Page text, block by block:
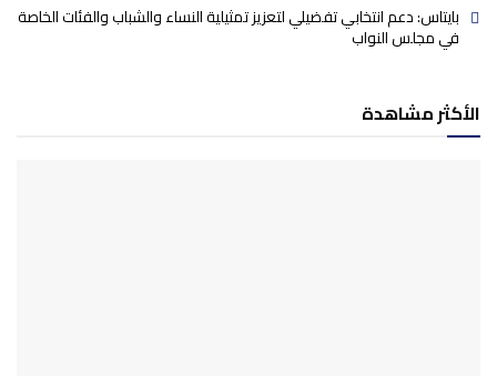
بايتاس: دعم انتخابي تفضيلي لتعزيز تمثيلية النساء والشباب والفئات الخاصة
في مجلس النواب
الأكثر مشاهدة